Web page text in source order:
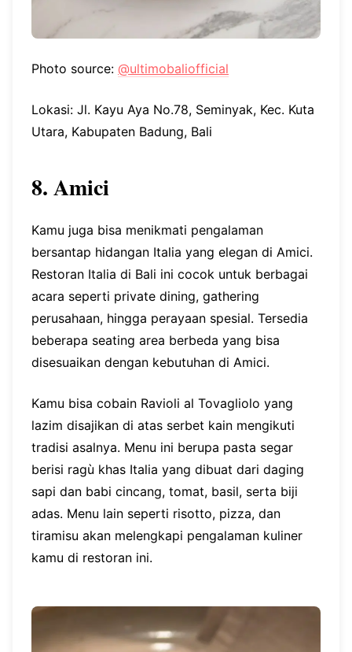
Photo source: @ultimobaliofficial
Lokasi: Jl. Kayu Aya No.78, Seminyak, Kec. Kuta
Utara, Kabupaten Badung, Bali
8. Amici
Kamu juga bisa menikmati pengalaman
bersantap hidangan Italia yang elegan di Amici.
Restoran Italia di Bali ini cocok untuk berbagai
acara seperti private dining, gathering
perusahaan, hingga perayaan spesial. Tersedia
beberapa seating area berbeda yang bisa
disesuaikan dengan kebutuhan di Amici.
Kamu bisa cobain Ravioli al Tovagliolo yang
lazim disajikan di atas serbet kain mengikuti
tradisi asalnya. Menu ini berupa pasta segar
berisi ragù khas Italia yang dibuat dari daging
sapi dan babi cincang, tomat, basil, serta biji
adas. Menu lain seperti risotto, pizza, dan
tiramisu akan melengkapi pengalaman kuliner
kamu di restoran ini.